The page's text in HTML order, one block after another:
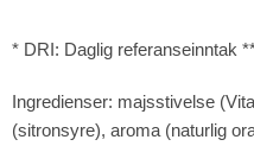
* DRI: Daglig referanseinntak
Ingredienser: majsstivelse
(sitronsyre), aroma (naturlig